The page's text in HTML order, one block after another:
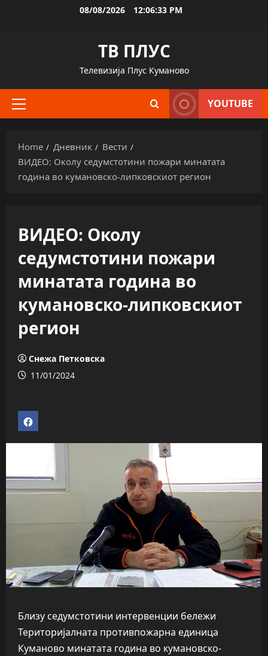
08/08/2026 12:06:34 PM
ТВ ПЛУС
Телевизија Плус Куманово
Primary
YOUTUBE
Home Дневник
Вести
ВИДЕО: Околу седумстотини пожари минатата
година во кумановско-липковскиот регион
ВИДЕО: Околу
седумстотини пожари
минатата година во
кумановско-липковскиот
регион
Снежа Петковска
11/01/2024
Близу седумстотини интервенции бележи
Територијалната противпожарна единица
Куманово минатата година во кумановско-